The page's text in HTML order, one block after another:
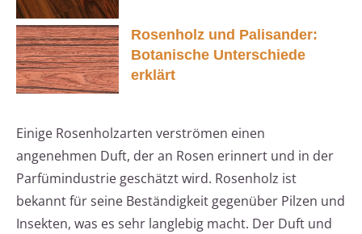
Rosenholz und Palisander:
Botanische Unterschiede
erklärt
Einige Rosenholzarten verströmen einen
angenehmen Duft, der an Rosen erinnert und in der
Parfümindustrie geschätzt wird. Rosenholz ist
bekannt für seine Beständigkeit gegenüber Pilzen und
Insekten, was es sehr langlebig macht. Der Duft und